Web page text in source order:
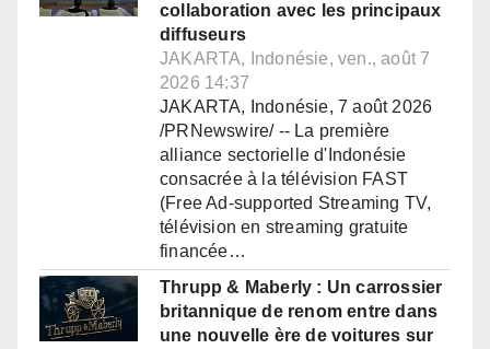
collaboration avec les principaux
diffuseurs
JAKARTA, Indonésie, ven., août 7
2026 14:37
JAKARTA, Indonésie, 7 août 2026
/PRNewswire/ -- La première
alliance sectorielle d'Indonésie
consacrée à la télévision FAST
(Free Ad-supported Streaming TV,
télévision en streaming gratuite
financée…
Thrupp & Maberly : Un carrossier
britannique de renom entre dans
une nouvelle ère de voitures sur